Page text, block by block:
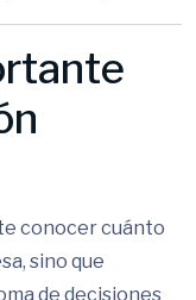
conocer cuánto
sino que
de decisiones